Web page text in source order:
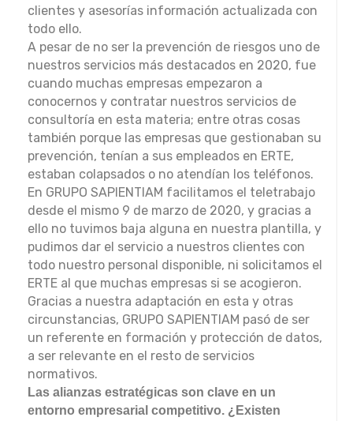
clientes y asesorías información actualizada con
todo ello.
A pesar de no ser la prevención de riesgos uno de
nuestros servicios más destacados en 2020, fue
cuando muchas empresas empezaron a
conocernos y contratar nuestros servicios de
consultoría en esta materia; entre otras cosas
también porque las empresas que gestionaban su
prevención, tenían a sus empleados en ERTE,
estaban colapsados o no atendían los teléfonos.
En GRUPO SAPIENTIAM facilitamos el teletrabajo
desde el mismo 9 de marzo de 2020, y gracias a
ello no tuvimos baja alguna en nuestra plantilla, y
pudimos dar el servicio a nuestros clientes con
todo nuestro personal disponible, ni solicitamos el
ERTE al que muchas empresas si se acogieron.
Gracias a nuestra adaptación en esta y otras
circunstancias, GRUPO SAPIENTIAM pasó de ser
un referente en formación y protección de datos,
a ser relevante en el resto de servicios
normativos.
Las alianzas estratégicas son clave en un
entorno empresarial competitivo. ¿Existen